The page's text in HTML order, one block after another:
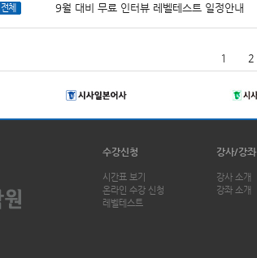
전체 9월 대비 무료 인터뷰 레벨테스트 일정안내
1 2
수강신청
시간표 보기
온라인 수강 신청
레벨테스트
강사/강좌
강사 소개
강좌 소개